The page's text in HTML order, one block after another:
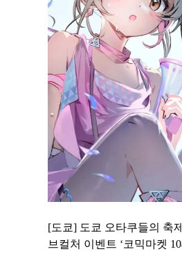
[도쿄] 도쿄 오타쿠들의 축
브컬처 이벤트 ‘코믹마켓